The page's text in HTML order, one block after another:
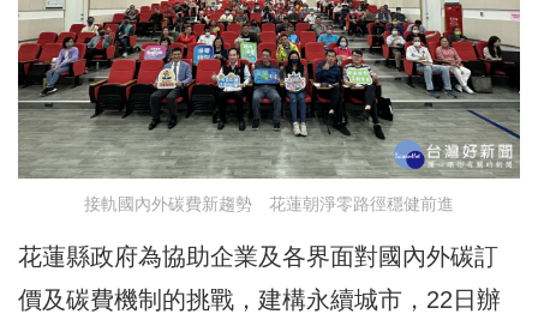
接軌國內外碳費新趨勢 花蓮朝淨零路徑穩健前進
花蓮縣政府為協助企業及各界面對國內外碳訂
價及碳費機制的挑戰，建構永續城市，22日辦